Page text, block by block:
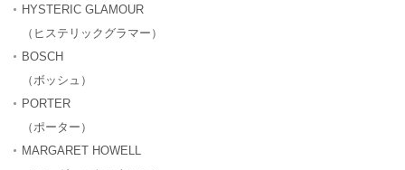
HYSTERIC GLAMOUR
（ヒステリックグラマー）
BOSCH
（ボッシュ）
PORTER
（ポーター）
MARGARET HOWELL